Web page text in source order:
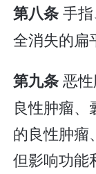
第八条手
全消失的扁
第九条恶
良性肿瘤、
的良性肿瘤
但影响功能